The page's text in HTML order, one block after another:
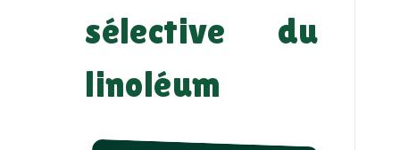
sélective du
linoléum